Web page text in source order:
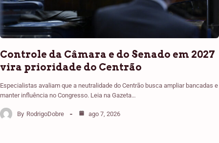
Controle da Câmara e do Senado em 2027
vira prioridade do Centrão
Especialistas avaliam que a neutralidade do Centrão busca ampliar bancadas e
manter influência no Congresso. Leia na Gazeta…
By RodrigoDobre ago 7, 2026